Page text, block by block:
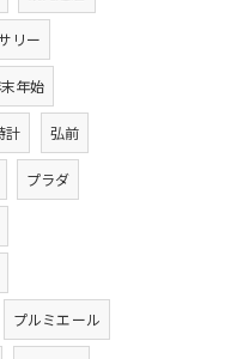
リー
年始
計 弘前
プラダ
プルミエール